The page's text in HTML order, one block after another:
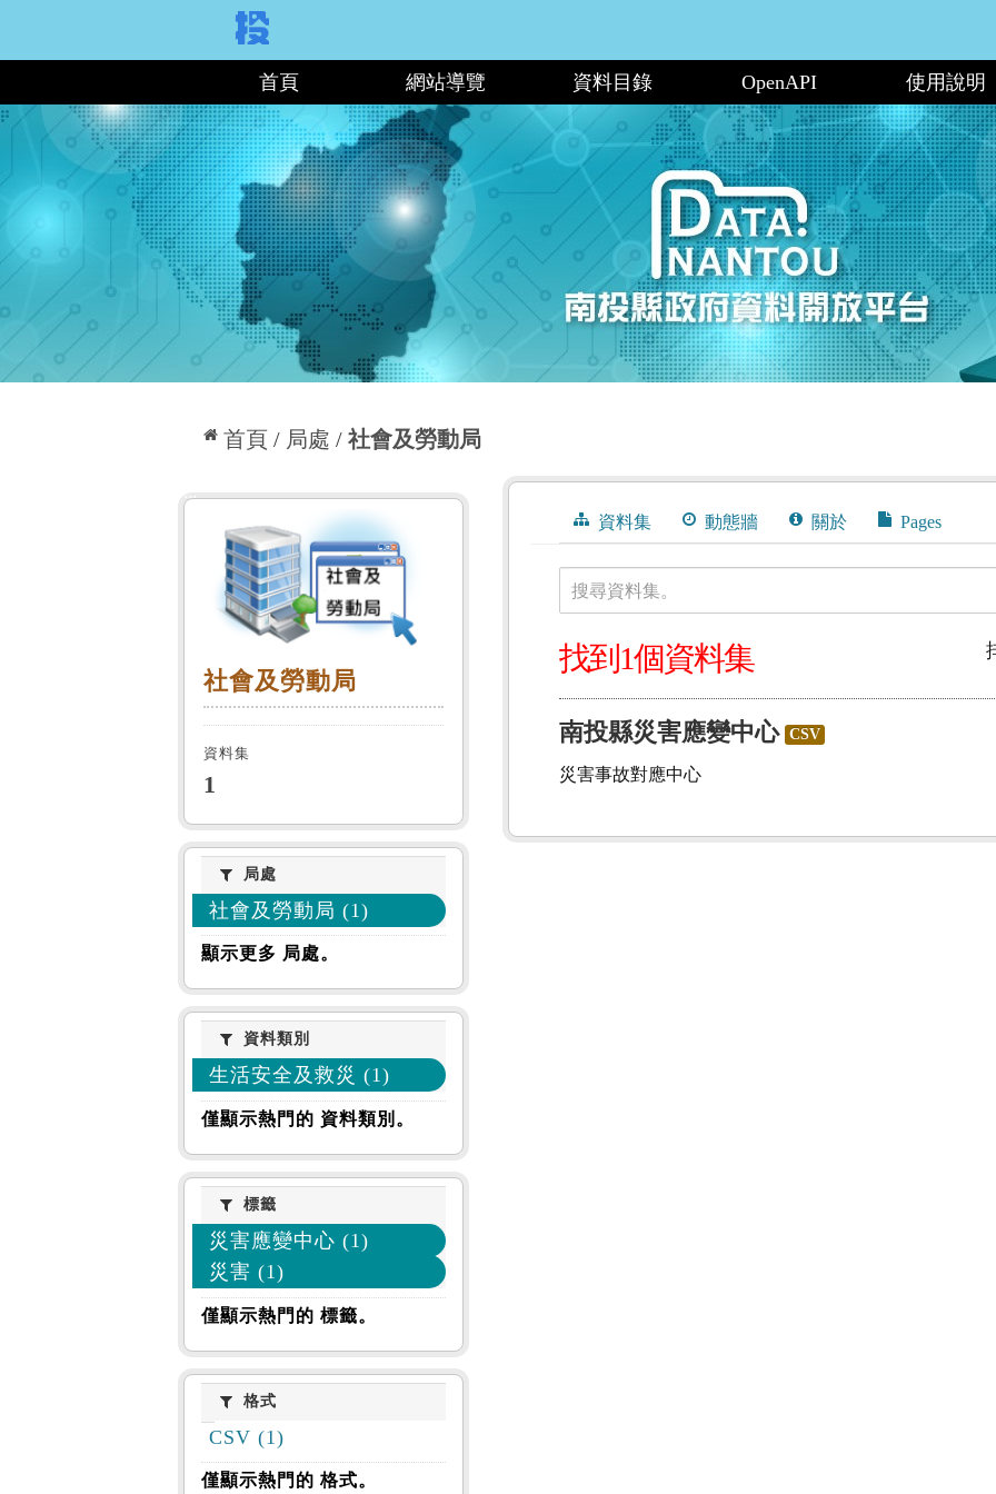
首頁 網站導覽 資料目錄 OpenAPI 使用說明
首頁 局處 社會及勞動局
社會及勞動局
社會及勞動局
資料集
1
局處局處
社會及勞動局 (1)
顯示更多 局處。
資料類別
資料類別
生活安全及救災 (1)
僅顯示熱門的 資料類別。
標籤標籤
災害應變中心 (1)
災害 (1)
僅顯示熱門的 標籤。
格式格式
CSV (1)
僅顯示熱門的 格式。
資料集 動態牆 關於 Pages
搜尋資料集。
找到1個資料集
南投縣災害應變中心 CSV
災害事故對應中心